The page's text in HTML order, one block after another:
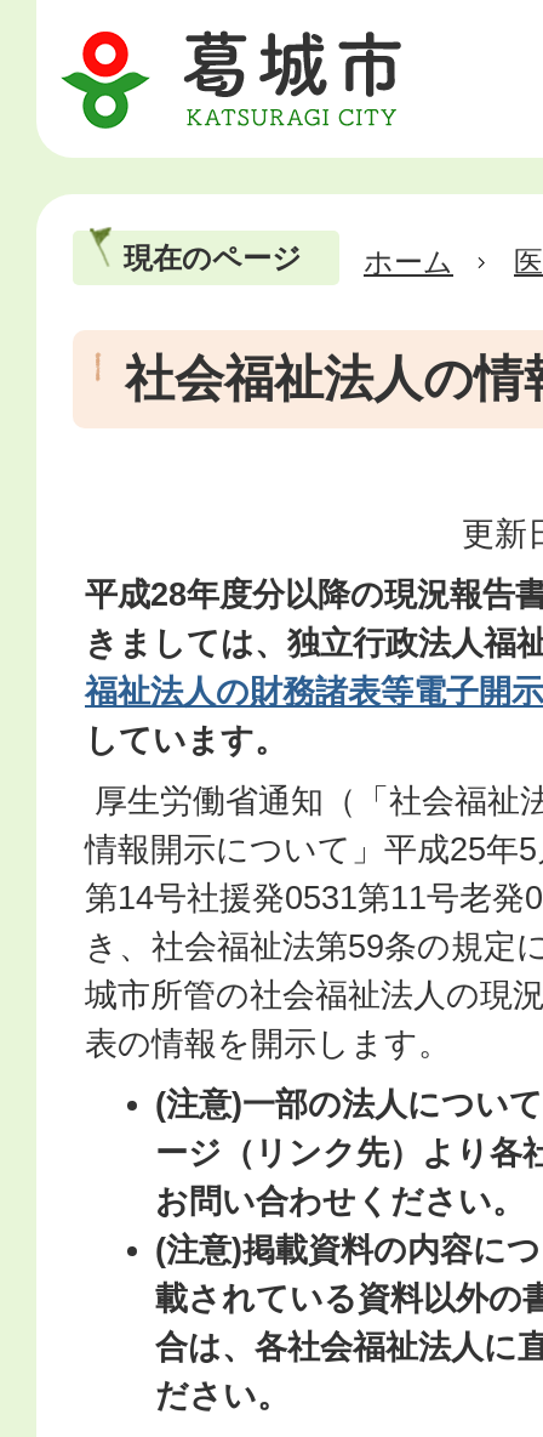
現在のページ ホーム
社会福祉法人の情
更新
平成28年度分以降の現況報告
きましては、独立行政法人福
福祉法人の財務諸表等電子開
しています。
厚生労働省通知（「社会福祉
情報開示について」平成25年
第14号社援発0531第11号老発
き、社会福祉法第59条の規定
城市所管の社会福祉法人の現
表の情報を開示します。
(注意)一部の法人につい
ージ（リンク先）より各
お問い合わせください。
(注意)掲載資料の内容に
載されている資料以外の
合は、各社会福祉法人に
ださい。